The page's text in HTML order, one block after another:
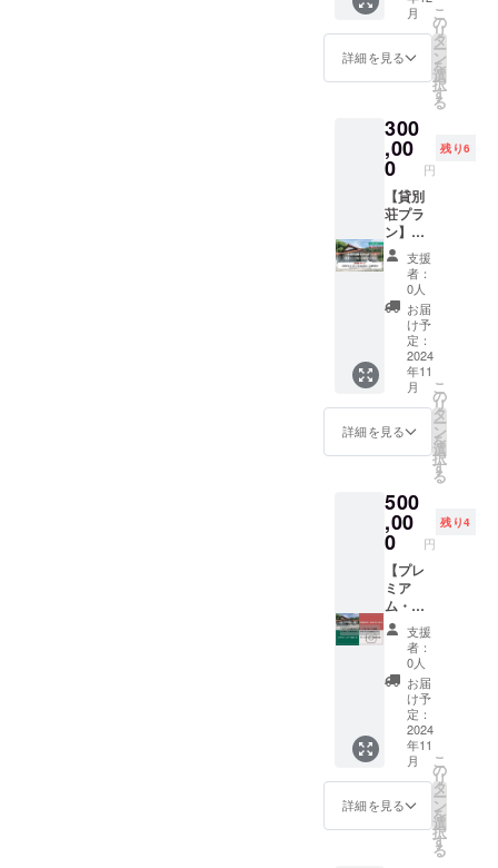
つビジ
ネスと
こんな
場所に
成り立
つの？
■地方の
空き家
の状況
など。
こんな
内容や
もちろ
んそれ
以外で
も色々
お話し
出来れ
ば嬉し
いで
ちら
は、日
ムーズ
に行け
ば、す
ぐにで
も相談
可能で
す！ ご
支援頂
けまし
たら、3
営業日
以内に
お返事
いたし
ます。
日時を
メール
アドレ
セージ
をお届
けしま
す。 ②
フレッ
ト 完
成した
宿の魅
力や、
楽しめ
るポイ
ントを
まとめ
たパン
フレッ
トをお
送りし
ます。
③宿泊
施設割
引券
（5%O
時にご
利用い
ただけ
る5%割
引券で
す。 ※
プレ
オープ
ン中は
使用不
可。
2024年
4月1日
より使
用可
能。2年
間有
効。 プ
回、水
曜日限
定で開
は、宿
の見学
会も
セット
になっ
ていま
す。身
体に優
しい
ベーグ
ルプ
レート
を味わ
いなが
ら、施
設の魅
力も体
験でき
ごしく
ださ
い。
【内
容】 ①
ベーグ
ルラン
チプ
レート&
ドリン
ク1杯を
ご提供
新鮮な
地元食
材を
使った
ランチ
プレー
から応
援して
くださ
る皆さ
まへ、
気持ち
をお届
けする
プラン
です。
支援者
様の温
かい応
援を心
から感
謝し、
プロ
ジェク
ト終了
後には
特別な
お礼の
手紙を
お送り
しま
【 内
容】 ①
感謝の
お手紙
プロ
ジェク
トへの
ご支援
に感謝
を込め
て、直
筆メッ
セージ
をお届
けしま
す。 ②
宿泊施
設の紹
介パン
フレッ
月
詳細を見る
こ
の
リ
タ
ー
ン
を
選
択
す
る
300
,00
0 円
残り6
【貸別
荘プラ
ン】一
棟貸切6
泊7日
（5泊分
の料金
で6泊分
の提
供）
【優先
予約】
ワー
ケー
ション
やバカ
別荘感
覚で宿
を楽し
みたい
方向け
の6泊7
日プラ
ンで
す。平
日・土
日どち
らでも
利用可
能なシ
ンプル
な素泊
まりプ
ランで
す。 何
度かに
支援
者：
0人
お届
け予
定：
2024
年11
月
詳細を見る
こ
の
リ
タ
ー
ン
を
選
択
す
る
500
,00
0 円
残り4
【プレ
ミア
ム・ス
ポン
サー
（個人
様／企
様）】
FERME
LLの活
動を支
援して
くださ
るスポ
ンサー
支援
者：
0人
お届
け予
定：
2024
年11
月
詳細を見る
こ
の
リ
タ
ー
ン
を
選
択
す
る